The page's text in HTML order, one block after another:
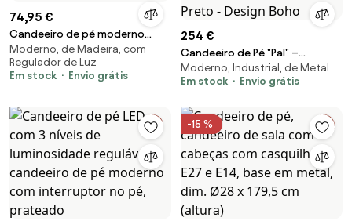
74,95 €
Candeeiro de pé moderno
preto - Stojan
Moderno, de Madeira, com
Regulador de Luz
Em stock
Envio grátis
254 €
Candeeiro de Pé "Pal" –
50x22x165 cm – Antracite e
Preto - Design Boho
Moderno, Industrial, de Metal
Em stock
Envio grátis
-15 %